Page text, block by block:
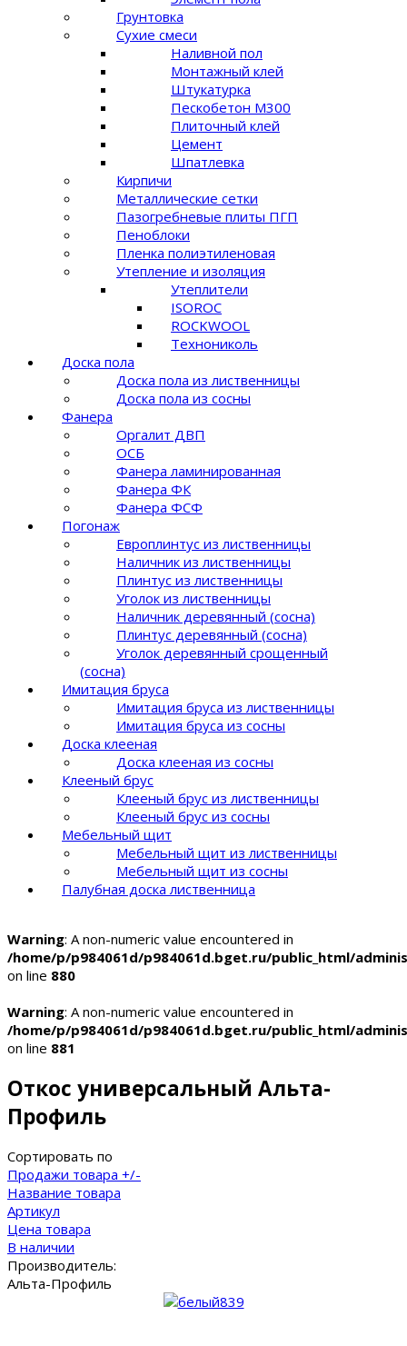
Грунтовка
Сухие смеси
Наливной пол
Монтажный клей
Штукатурка
Пескобетон М300
Плиточный клей
Цемент
Шпатлевка
Кирпичи
Металлические сетки
Пазогребневые плиты ПГП
Пеноблоки
Пленка полиэтиленовая
Утепление и изоляция
Утеплители
ISOROC
ROCKWOOL
Технониколь
Доска пола
Доска пола из лиственницы
Доска пола из сосны
Фанера
Оргалит ДВП
ОСБ
Фанера ламинированная
Фанера ФК
Фанера ФСФ
Погонаж
Европлинтус из лиственницы
Наличник из лиственницы
Плинтус из лиственницы
Уголок из лиственницы
Наличник деревянный (сосна)
Плинтус деревянный (сосна)
Уголок деревянный срощенный
(сосна)
Имитация бруса
Имитация бруса из лиственницы
Имитация бруса из сосны
Доска клееная
Доска клееная из сосны
Клееный брус
Клееный брус из лиственницы
Клееный брус из сосны
Мебельный щит
Мебельный щит из лиственницы
Мебельный щит из сосны
Палубная доска лиственница
Warning: A non-numeric value encountered in
/home/p/p984061d/p984061d.bget.ru/public_html/
on line 880
Warning: A non-numeric value encountered in
/home/p/p984061d/p984061d.bget.ru/public_html/
on line 881
Откос универсальный Альта-
Профиль
Сортировать по
Продажи товара +/-
Название товара
Артикул
Цена товара
В наличии
Производитель:
Альта-Профиль